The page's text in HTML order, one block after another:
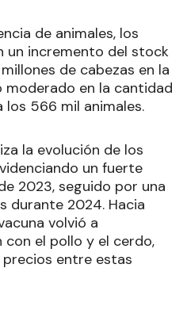
de animales, los
un incremento del stock
de cabezas en la
moderado en la cantidad
los 566 mil animales.
la evolución de los
un fuerte
2023, seguido por una
durante 2024. Hacia
volvió a
con el pollo y el cerdo,
entre estas